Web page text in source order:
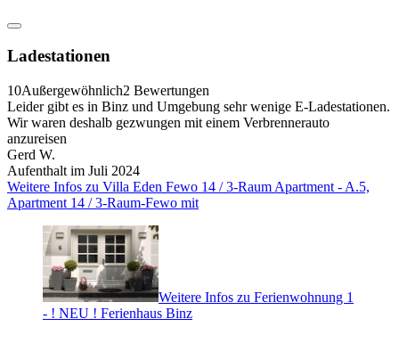
Ladestationen
10Außergewöhnlich2 Bewertungen
Leider gibt es in Binz und Umgebung sehr wenige E-Ladestationen.
Wir waren deshalb gezwungen mit einem Verbrennerauto
anzureisen
Gerd W.
Aufenthalt im Juli 2024
Weitere Infos zu Villa Eden Fewo 14 / 3-Raum Apartment - A.5,
Apartment 14 / 3-Raum-Fewo mit
Weitere Infos zu Ferienwohnung 1
- ! NEU ! Ferienhaus Binz